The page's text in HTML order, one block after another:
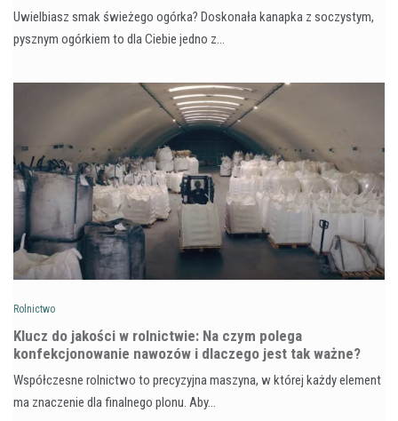
Uwielbiasz smak świeżego ogórka? Doskonała kanapka z soczystym,
pysznym ogórkiem to dla Ciebie jedno z…
Rolnictwo
Klucz do jakości w rolnictwie: Na czym polega
konfekcjonowanie nawozów i dlaczego jest tak ważne?
Współczesne rolnictwo to precyzyjna maszyna, w której każdy element
ma znaczenie dla finalnego plonu. Aby…